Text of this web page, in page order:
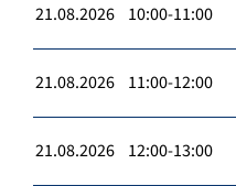
21.08.2026 10:00-11:00
21.08.2026 11:00-12:00
21.08.2026 12:00-13:00